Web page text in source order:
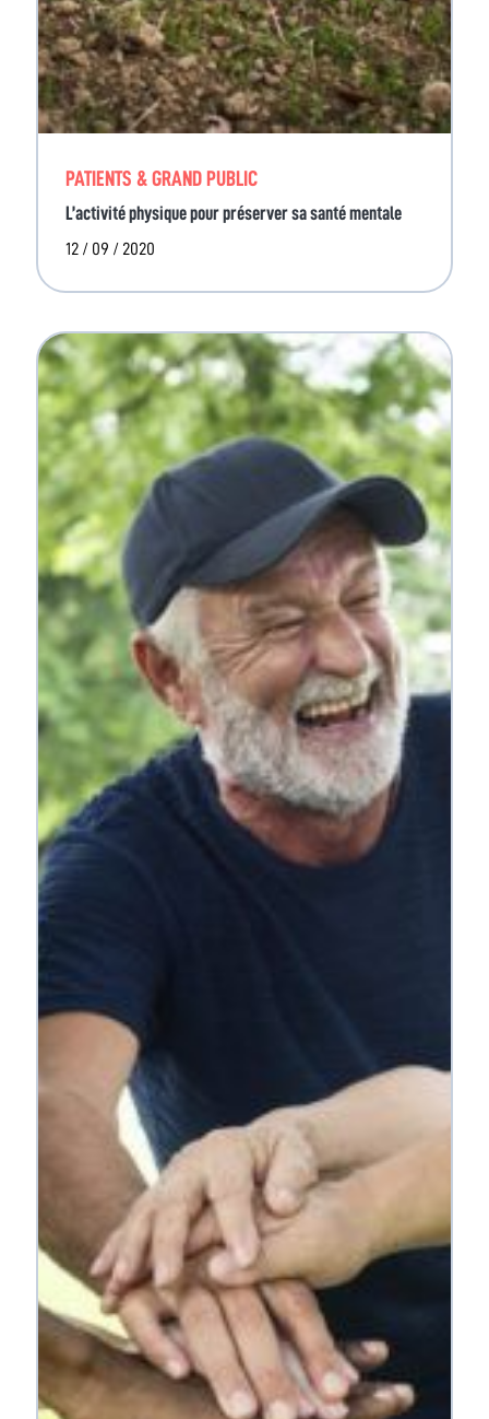
PATIENTS & GRAND PUBLIC
L’activité physique pour préserver sa santé mentale
12 / 09 / 2020